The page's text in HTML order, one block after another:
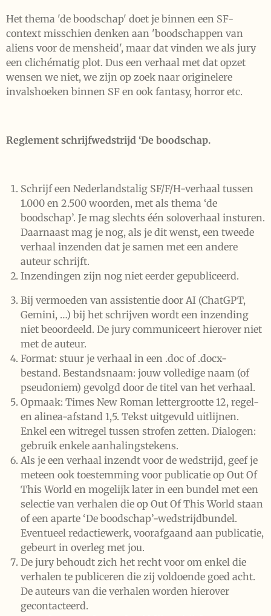
Het thema 'de boodschap' doet je binnen een SF-
context misschien denken aan 'boodschappen van
aliens voor de mensheid', maar dat vinden we als jury
een clichématig plot. Dus een verhaal met dat opzet
wensen we niet, we zijn op zoek naar originelere
invalshoeken binnen SF en ook fantasy, horror etc.
Reglement schrijfwedstrijd ‘De boodschap.
Schrijf een Nederlandstalig SF/F/H-verhaal tussen
1.000 en 2.500 woorden, met als thema ‘de
boodschap’. Je mag slechts één soloverhaal insturen.
Daarnaast mag je nog, als je dit wenst, een tweede
verhaal inzenden dat je samen met een andere
auteur schrijft.
Inzendingen zijn nog niet eerder gepubliceerd.
Bij vermoeden van assistentie door AI (ChatGPT,
Gemini, …) bij het schrijven wordt een inzending
niet beoordeeld. De jury communiceert hierover niet
met de auteur.
Format: stuur je verhaal in een .doc of .docx-
bestand. Bestandsnaam: jouw volledige naam (of
pseudoniem) gevolgd door de titel van het verhaal.
Opmaak: Times New Roman lettergrootte 12, regel-
en alinea-afstand 1,5. Tekst uitgevuld uitlijnen.
Enkel een witregel tussen strofen zetten. Dialogen:
gebruik enkele aanhalingstekens.
Als je een verhaal inzendt voor de wedstrijd, geef je
meteen ook toestemming voor publicatie op Out Of
This World en mogelijk later in een bundel met een
selectie van verhalen die op Out Of This World staan
of een aparte ‘De boodschap’-wedstrijdbundel.
Eventueel redactiewerk, voorafgaand aan publicatie,
gebeurt in overleg met jou.
De jury behoudt zich het recht voor om enkel die
verhalen te publiceren die zij voldoende goed acht.
De auteurs van die verhalen worden hierover
gecontacteerd.